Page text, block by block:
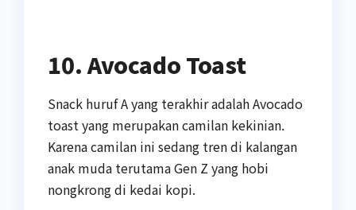
10. Avocado Toast
Snack huruf A yang terakhir adalah Avocado
toast yang merupakan camilan kekinian.
Karena camilan ini sedang tren di kalangan
anak muda terutama Gen Z yang hobi
nongkrong di kedai kopi.